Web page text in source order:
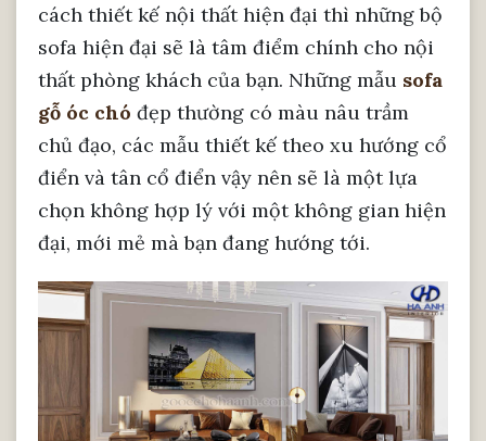
cách thiết kế nội thất hiện đại thì những bộ
sofa hiện đại sẽ là tâm điểm chính cho nội
thất phòng khách của bạn. Những mẫu sofa
gỗ óc chó đẹp thường có màu nâu trầm
chủ đạo, các mẫu thiết kế theo xu hướng cổ
điển và tân cổ điển vậy nên sẽ là một lựa
chọn không hợp lý với một không gian hiện
đại, mới mẻ mà bạn đang hướng tới.